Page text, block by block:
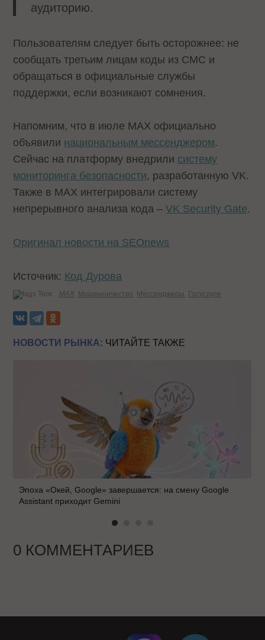
аудиторию.
Пользователям следует быть осторожнее: не
сообщать третьим лицам коды из СМС и
обращаться в официальные службы
поддержки, если возникают сомнения.
Напомним, что в июле MAX официально
объявили национальным мессенджером.
Сейчас на платформу внедрили систему
мониторинга безопасности, разработанную VK.
Также в MAX интегрировали систему
непрерывного анализа кода –VK Security Gate.
Оригинал новости на SEOnews
Источник: Код Дурова
Теги: MAX Мошенничество Мессенджеры Госуслуги
НОВОСТИ РЫНКА: ЧИТАЙТЕ ТАКЖЕ
Эпоха «Окей, Google» завершается: на смену Google
Assistant приходит Gemini
0 КОММЕНТАРИЕВ